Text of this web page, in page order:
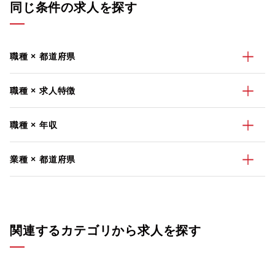
同じ条件の求人を探す
職種 × 都道府県
職種 × 求人特徴
職種 × 年収
業種 × 都道府県
関連するカテゴリから求人を探す